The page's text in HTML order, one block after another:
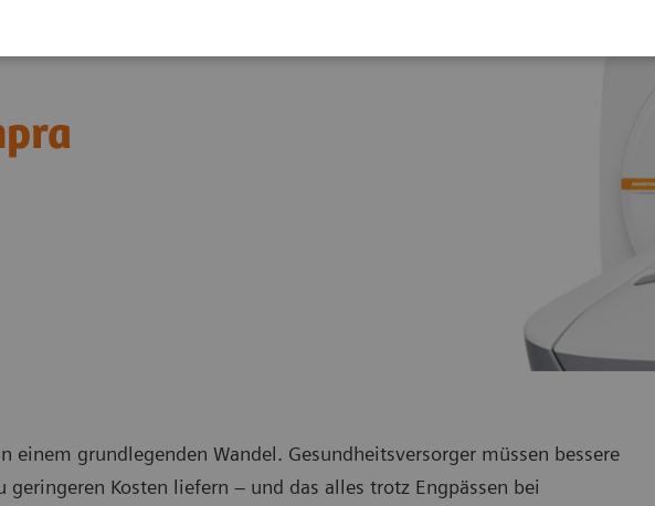
einem grundlegenden Wandel. Gesundheitsversorger müssen bessere
Kosten liefern – und das alles trotz Engpässen bei